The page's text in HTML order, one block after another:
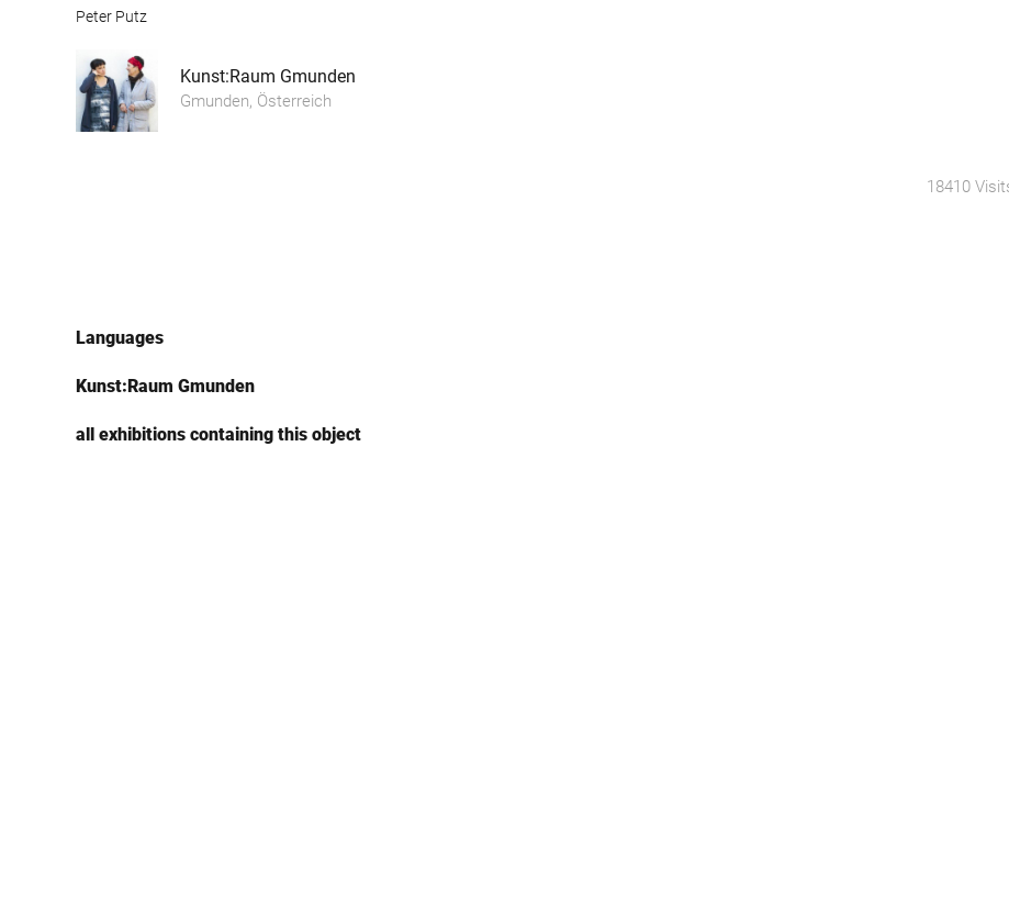
Peter Putz
Kunst:Raum Gmunden
Gmunden, Österreich
18410
Languages
Kunst:Raum Gmunden
all exhibitions containing this object